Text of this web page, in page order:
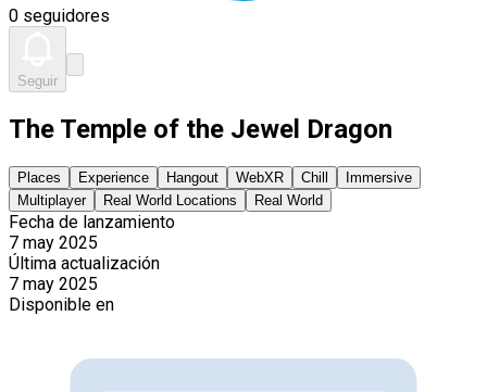
0 seguidores
Seguir
The Temple of the Jewel Dragon
Places Experience Hangout WebXR Chill
Immersive
Multiplayer
Real World Locations Real World
Fecha de lanzamiento
7 may 2025
Última actualización
7 may 2025
Disponible en